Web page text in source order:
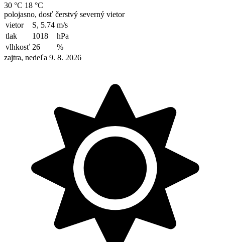
30 °C 18 °C
polojasno, dosť čerstvý severný vietor
vietor
S, 5.74 m/s
tlak
1018
hPa
vlhkosť 26
%
zajtra, nedeľa 9. 8. 2026